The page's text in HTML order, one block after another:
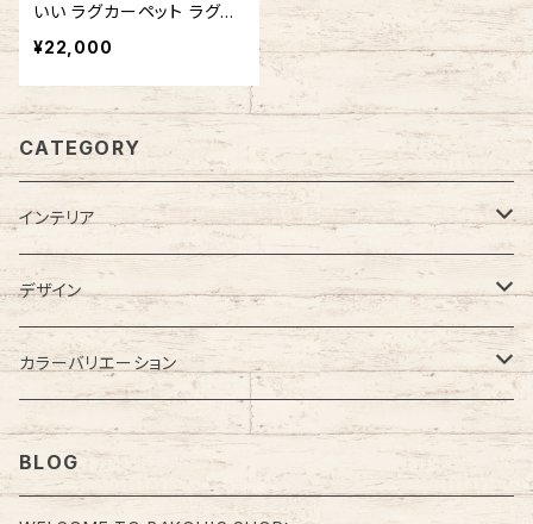
いい ラグカーペット ラグマ
ット ハート型 ハートマーク
赤 #357 140cm x 140cm
¥22,000
CATEGORY
インテリア
カーペット
ラグカーペット・ラグマット
大型・大きめラグ
小型・小さめラグ
デザイン
無地
格子・チェック柄
幾何学・幾何学模様
カラーバリエーション
レッド・ピンク系
ブルー・ネイビー系
BLOG